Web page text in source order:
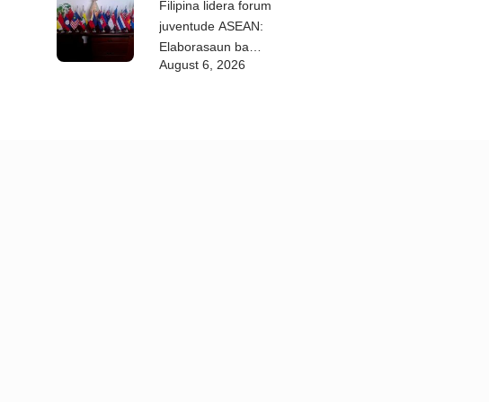
Filipina lidera forum
juventude ASEAN:
Elaborasaun ba
deklarasaun reziliénsia
August 6, 2026